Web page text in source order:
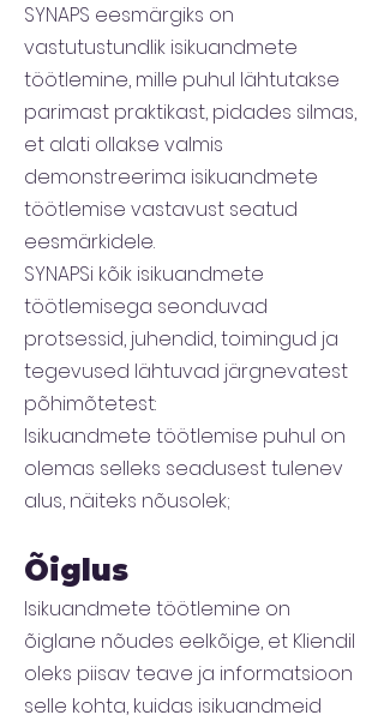
SYNAPS eesmärgiks on
vastutustundlik isikuandmete
töötlemine, mille puhul lähtutakse
parimast praktikast, pidades silmas,
et alati ollakse valmis
demonstreerima isikuandmete
töötlemise vastavust seatud
eesmärkidele.
SYNAPSi kõik isikuandmete
töötlemisega seonduvad
protsessid, juhendid, toimingud ja
tegevused lähtuvad järgnevatest
põhimõtetest:
Isikuandmete töötlemise puhul on
olemas selleks seadusest tulenev
alus, näiteks nõusolek;
Õiglus
Isikuandmete töötlemine on
õiglane nõudes eelkõige, et Kliendil
oleks piisav teave ja informatsioon
selle kohta, kuidas isikuandmeid